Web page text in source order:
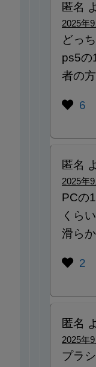
匿名
2025年
どっ
ps5の
者の
6
匿名
2025年
PCの
くら
滑ら
2
匿名
2025年
プラ